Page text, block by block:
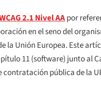
2.1 Nivel AApor
en el seno del
la Unión Europea. Este
11 (software) junto al
pública de la